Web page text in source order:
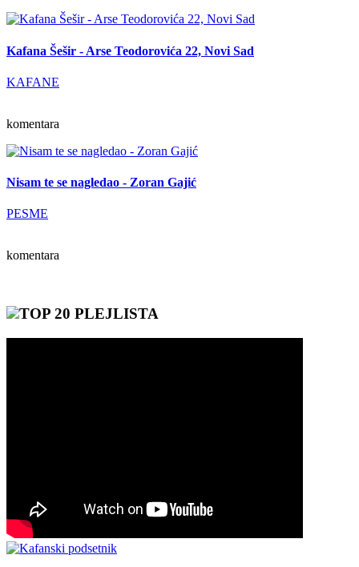
Kafana Šešir - Arse Teodorovića 22, Novi Sad
KAFANE
komentara
Nisam te se nagledao - Zoran Gajić
PESME
komentara
TOP 20 PLEJLISTA